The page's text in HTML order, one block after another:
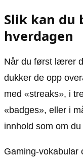
Slik kan du
hverdagen
Når du først lærer
dukker de opp
med «streaks», i
«badges», eller i
innhold som om
Gaming-vokabular